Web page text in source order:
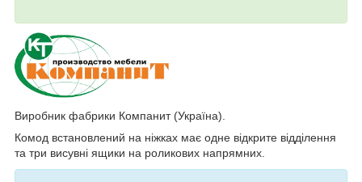
Виробник фабрики Компанит (Україна).
Комод встановлений на ніжках має одне відкрите відділення
та три висувні ящики на роликових напрямних.